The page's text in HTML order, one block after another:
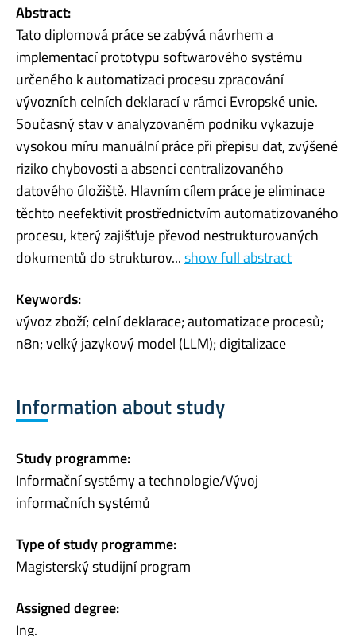
Abstract:
Tato diplomová práce se zabývá návrhem a
implementací prototypu softwarového systému
určeného k automatizaci procesu zpracování
vývozních celních deklarací v rámci Evropské unie.
Současný stav v analyzovaném podniku vykazuje
vysokou míru manuální práce při přepisu dat, zvýšené
riziko chybovosti a absenci centralizovaného
datového úložiště. Hlavním cílem práce je eliminace
těchto neefektivit prostřednictvím automatizovaného
procesu, který zajišťuje převod nestrukturovaných
dokumentů do strukturov...show full abstract
Keywords:
vývoz zboží; celní deklarace; automatizace procesů;
n8n; velký jazykový model (LLM); digitalizace
Information about study
Study programme:
Informační systémy a technologie/Vývoj
informačních systémů
Type of study programme:
Magisterský studijní program
Assigned degree:
Ing.